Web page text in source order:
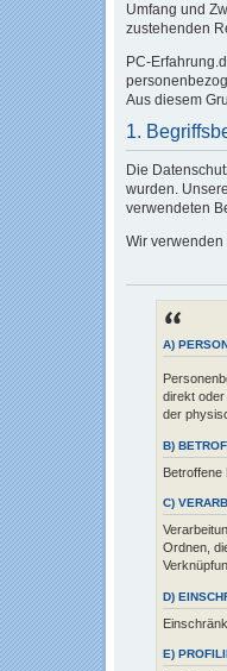
Umfang und
zustehenden
PC-
Aus diesem
1.
Die
wurden.
verwendeten
Wir
A)
direkt
der
B)
Betroffene
C)
Ordnen,
D)
E)